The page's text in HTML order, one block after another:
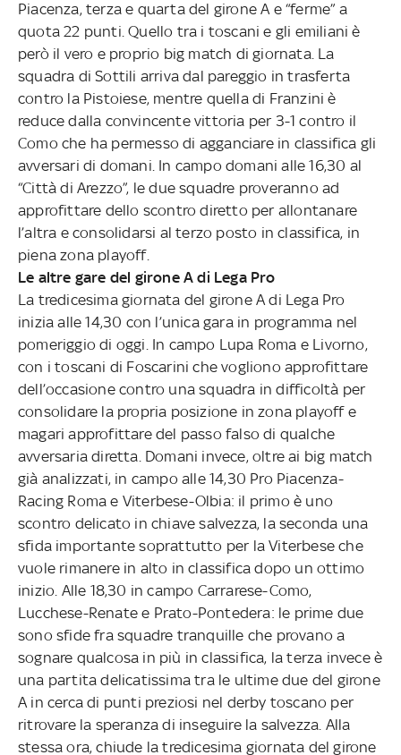
Piacenza, terza e quarta del girone A e “ferme” a
quota 22 punti. Quello tra i toscani e gli emiliani è
però il vero e proprio big match di giornata. La
squadra di Sottili arriva dal pareggio in trasferta
contro la Pistoiese, mentre quella di Franzini è
reduce dalla convincente vittoria per 3-1 contro il
Como che ha permesso di agganciare in classifica gli
avversari di domani. In campo domani alle 16,30 al
“Città di Arezzo”, le due squadre proveranno ad
approfittare dello scontro diretto per allontanare
l’altra e consolidarsi al terzo posto in classifica, in
piena zona playoff.
Le altre gare del girone A di Lega Pro
La tredicesima giornata del girone A di Lega Pro
inizia alle 14,30 con l’unica gara in programma nel
pomeriggio di oggi. In campo Lupa Roma e Livorno,
con i toscani di Foscarini che vogliono approfittare
dell’occasione contro una squadra in difficoltà per
consolidare la propria posizione in zona playoff e
magari approfittare del passo falso di qualche
avversaria diretta. Domani invece, oltre ai big match
già analizzati, in campo alle 14,30 Pro Piacenza-
Racing Roma e Viterbese-Olbia: il primo è uno
scontro delicato in chiave salvezza, la seconda una
sfida importante soprattutto per la Viterbese che
vuole rimanere in alto in classifica dopo un ottimo
inizio. Alle 18,30 in campo Carrarese-Como,
Lucchese-Renate e Prato-Pontedera: le prime due
sono sfide fra squadre tranquille che provano a
sognare qualcosa in più in classifica, la terza invece è
una partita delicatissima tra le ultime due del girone
A in cerca di punti preziosi nel derby toscano per
ritrovare la speranza di inseguire la salvezza. Alla
stessa ora, chiude la tredicesima giornata del girone